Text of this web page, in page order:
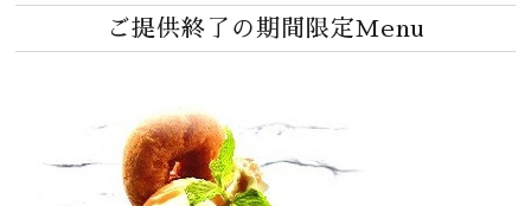
ご提供終了の期間限定Menu